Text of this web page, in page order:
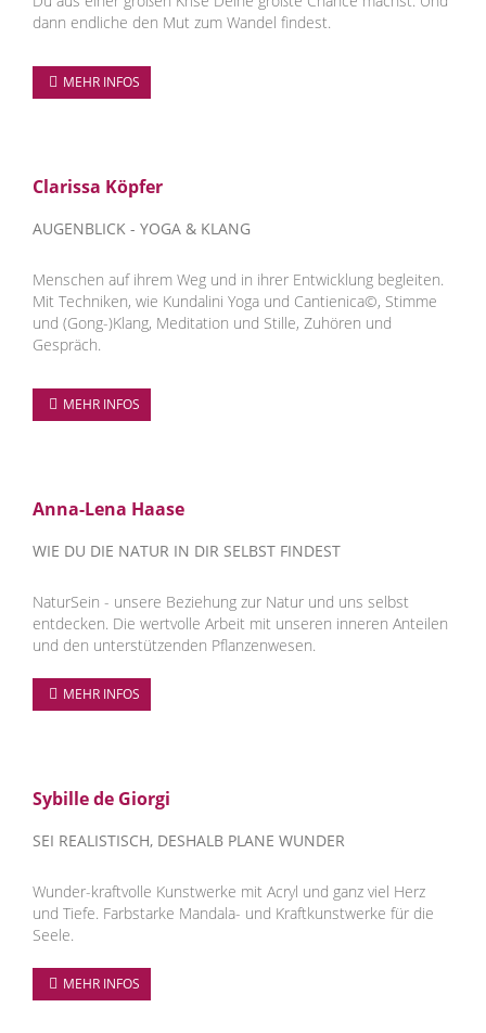
dann endliche den Mut zum Wandel findest.
MEHR INFOS
Clarissa Köpfer
AUGENBLICK - YOGA & KLANG
Menschen auf ihrem Weg und in ihrer Entwicklung begleiten.
Mit Techniken, wie Kundalini Yoga und Cantienica©, Stimme
und (Gong-)Klang, Meditation und Stille, Zuhören und
Gespräch.
MEHR INFOS
Anna-Lena Haase
WIE DU DIE NATUR IN DIR SELBST FINDEST
NaturSein - unsere Beziehung zur Natur und uns selbst
entdecken. Die wertvolle Arbeit mit unseren inneren Anteilen
und den unterstützenden Pflanzenwesen.
MEHR INFOS
Sybille de Giorgi
SEI REALISTISCH, DESHALB PLANE WUNDER
Wunder-kraftvolle Kunstwerke mit Acryl und ganz viel Herz
und Tiefe. Farbstarke Mandala- und Kraftkunstwerke für die
Seele.
MEHR INFOS